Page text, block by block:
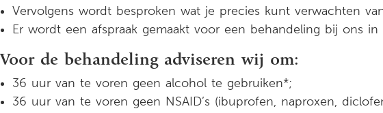
Vervolgens wordt besproken wat je precies kunt verwachten
Er wordt een afspraak gemaakt voor een behandeling bij ons in
Voor de behandeling adviseren wij om:
36 uur van te voren geen alcohol te gebruiken*;
36 uur van te voren geen NSAID’s (ibuprofen, naproxen,